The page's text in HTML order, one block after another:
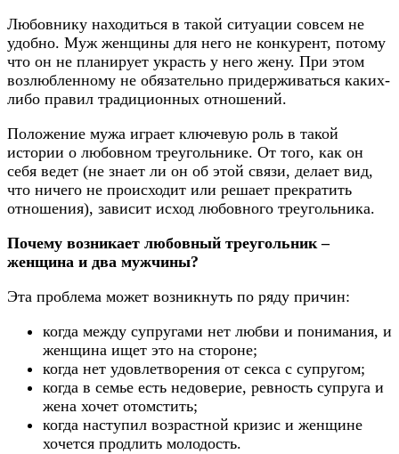
Любовнику находиться в такой ситуации совсем не
удобно. Муж женщины для него не конкурент, потому
что он не планирует украсть у него жену. При этом
возлюбленному не обязательно придерживаться каких-
либо правил традиционных отношений.
Положение мужа играет ключевую роль в такой
истории о любовном треугольнике. От того, как он
себя ведет (не знает ли он об этой связи, делает вид,
что ничего не происходит или решает прекратить
отношения), зависит исход любовного треугольника.
Почему возникает любовный треугольник –
женщина и два мужчины?
Эта проблема может возникнуть по ряду причин:
когда между супругами нет любви и понимания, и
женщина ищет это на стороне;
когда нет удовлетворения от секса с супругом;
когда в семье есть недоверие, ревность супруга и
жена хочет отомстить;
когда наступил возрастной кризис и женщине
хочется продлить молодость.